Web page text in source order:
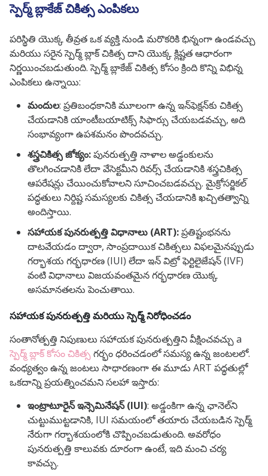
స్పెర్మ్ బ్లాకేజ్ చికిత్స ఎంపికలు
పరిస్థితి యొక్క తీవ్రత ఒక వ్యక్తి నుండి మరొకరికి భిన్నంగా ఉండవచ్చు
మరియు సరైన స్పెర్మ్ బ్లాక్ చికిత్స దాని యొక్క క్లిష్టత ఆధారంగా
నిర్ణయించబడుతుంది. స్పెర్మ్ బ్లాకేజ్ చికిత్స కోసం క్రింది కొన్ని విభిన్న
ఎంపికలు ఉన్నాయి:
మందుల: ప్రతిబంధకానికి మూలంగా ఉన్న ఇన్‌ఫెక్షన్‌కు చికిత్స
చేయడానికి యాంటీబయాటిక్స్ సిఫార్సు చేయబడవచ్చు, అది
సంభావ్యంగా ఉపశమనం పొందవచ్చు.
శస్త్రచికిత్స జోక్యం:పునరుత్పత్తి నాళాల అడ్డంకులను
తొలగించడానికి లేదా వేసెక్టమీని రివర్స్ చేయడానికి శస్త్రచికిత్స
ఆపరేషన్లు చేయించుకోవాలని సూచించబడవచ్చు. మైక్రోసర్జికల్
పద్ధతులు నిర్దిష్ట సమస్యలకు చికిత్స చేయడానికి ఖచ్చితత్వాన్ని
అందిస్తాయి.
సహాయక పునరుత్పత్తి విధానాలు (ART):ప్రతిష్టంభనను
దాటవేయడం ద్వారా, సాంప్రదాయిక చికిత్సలు విఫలమైనప్పుడు
గర్భాశయ గర్భధారణ (IUI) లేదా ఇన్ విట్రో ఫెర్టిలైజేషన్ (IVF)
వంటి విధానాలు విజయవంతమైన గర్భధారణ యొక్క
అసమానతలను పెంచుతాయి.
సహాయక పునరుత్పత్తి మరియు స్పెర్మ్ నిరోధించడం
సంతానోత్పత్తి నిపుణులు సహాయక పునరుత్పత్తిని వీక్షించవచ్చు a
స్పెర్మ్ బ్లాక్ కోసం చికిత్సగర్భం ధరించడంలో సమస్య ఉన్న జంటలలో.
వంధ్యత్వం ఉన్న జంటలు సాధారణంగా ఈ మూడు ART పద్ధతుల్లో
ఒకదాన్ని ప్రయత్నించమని సలహా ఇస్తారు:
ఇంట్రాటూరైన్ ఇన్సెమినేషన్ (IUI): అడ్డంకిగా ఉన్న ఛానెల్‌ని
చుట్టుముట్టడానికి, IUI సమయంలో తయారు చేయబడిన స్పెర్మ్
నేరుగా గర్భాశయంలోకి చొప్పించబడుతుంది. అవరోధం
పునరుత్పత్తి కాలువకు దూరంగా ఉంటే, ఇది మంచి చర్య
కావచ్చు.